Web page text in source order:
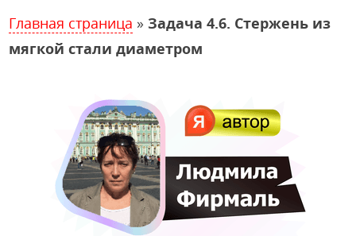
Главная страница » Задача 4.6. Стержень из
мягкой стали диаметром